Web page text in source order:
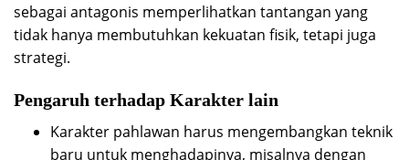
sebagai antagonis memperlihatkan tantangan yang
tidak hanya membutuhkan kekuatan fisik, tetapi juga
strategi.
Pengaruh terhadap Karakter lain
Karakter pahlawan harus mengembangkan teknik
baru untuk menghadapinya, misalnya dengan